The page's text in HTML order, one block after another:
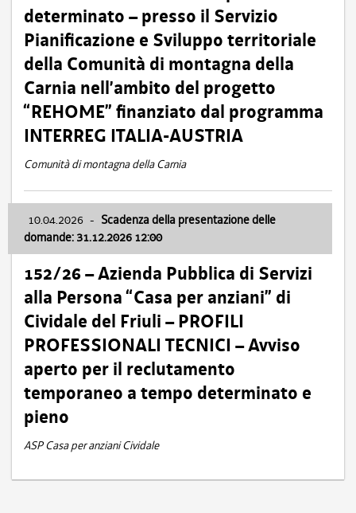
determinato – presso il Servizio
Pianificazione e Sviluppo territoriale
della Comunità di montagna della
Carnia nell’ambito del progetto
“REHOME” finanziato dal programma
INTERREG ITALIA-AUSTRIA
Comunità di montagna della Carnia
10.04.2026 - Scadenza della presentazione delle
domande: 31.12.2026 12:00
152/26 – Azienda Pubblica di Servizi
alla Persona “Casa per anziani” di
Cividale del Friuli – PROFILI
PROFESSIONALI TECNICI – Avviso
aperto per il reclutamento
temporaneo a tempo determinato e
pieno
ASP Casa per anziani Cividale